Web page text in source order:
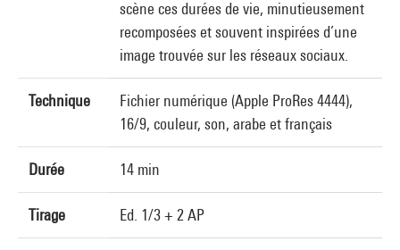
scène ces durées de vie, minutieusement
recomposées et souvent inspirées d’une
image trouvée sur les réseaux sociaux.
Technique
Fichier numérique (Apple ProRes 4444),
16/9, couleur, son, arabe et français
Durée 14 min
Tirage Ed. 1/3 + 2 AP